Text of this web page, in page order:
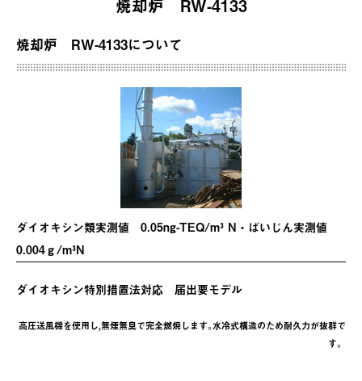
焼却炉 RW-4133
焼却炉 RW-4133について
ダイオキシン類実測値 0.05ng-TEQ/m³ N・ばいじん実測値
0.004ｇ/m³N
ダイオキシン特別措置法対応 届出要モデル
高圧送風機を使用し,無煙無臭で完全燃焼します｡水冷式構造のため耐久力が抜群で
す。